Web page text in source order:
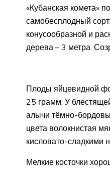
«Кубанская комета»
самобесплодный
конусообразной и
дерева – 3 метра.
Плоды яйцевидной
25 грамм. У
алычи тёмно-
цвета волокнистая
кисловато-сладкими
Мелкие косточки